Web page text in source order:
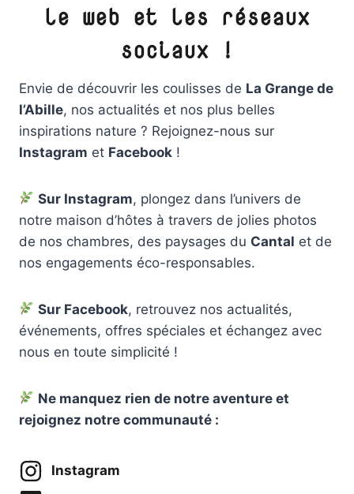
le web et les réseaux
sociaux !
Envie de découvrir les coulisses de La Grange de
l’Abille, nos actualités et nos plus belles
inspirations nature ? Rejoignez-nous sur
Instagram et Facebook !
Sur Instagram, plongez dans l’univers de
notre maison d’hôtes à travers de jolies photos
de nos chambres, des paysages du Cantal et de
nos engagements éco-responsables.
Sur Facebook, retrouvez nos actualités,
événements, offres spéciales et échangez avec
nous en toute simplicité !
Ne manquez rien de notre aventure et
rejoignez notre communauté :
Instagram